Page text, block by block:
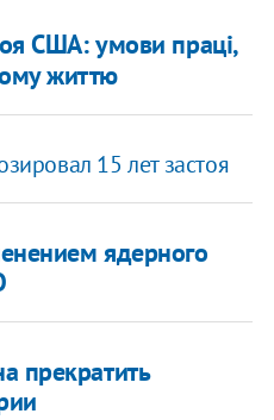
США: умови праці,
життю
15 лет застоя
ядерного
прекратить